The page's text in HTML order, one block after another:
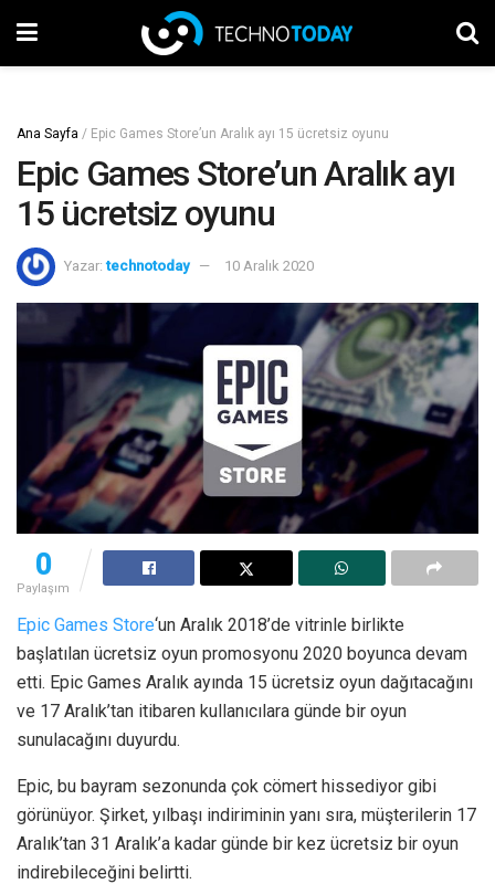
Ana Sayfa / Epic Games Store’un Aralık ayı 15 ücretsiz oyunu
Epic Games Store’un Aralık ayı
15 ücretsiz oyunu
Yazar: technotoday 10 Aralık 2020
0
Paylaşım
Epic Games Store‘un Aralık 2018’de vitrinle birlikte
başlatılan ücretsiz oyun promosyonu 2020 boyunca devam
etti. Epic Games Aralık ayında 15 ücretsiz oyun dağıtacağını
ve 17 Aralık’tan itibaren kullanıcılara günde bir oyun
sunulacağını duyurdu.
Epic, bu bayram sezonunda çok cömert hissediyor gibi
görünüyor. Şirket, yılbaşı indiriminin yanı sıra, müşterilerin 17
Aralık’tan 31 Aralık’a kadar günde bir kez ücretsiz bir oyun
indirebileceğini belirtti.